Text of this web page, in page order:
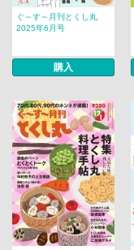
ぐ～す～月刊とくし丸
2025年6月号
購入